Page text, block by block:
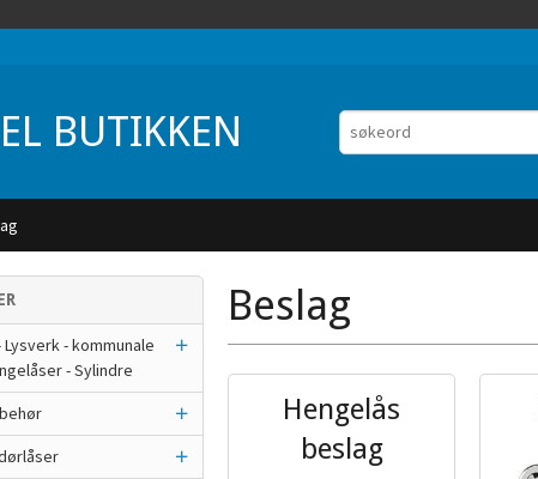
BUTIKKEN
Beslag
Hengelås
beslag
Lysverk - kommunale
- Sylindre